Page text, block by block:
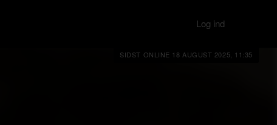
Log ind
SIDST ONLINE 18 AUGUST 2025, 11:35